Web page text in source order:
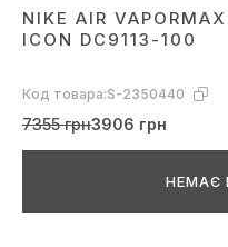
NIKE AIR
ICON DC9113-100
Код товара:S-2350440
7355 грн3906 грн
НЕМАЄ